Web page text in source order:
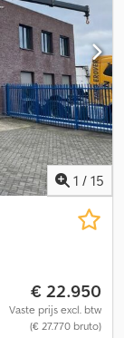
1 / 15
€ 22.950
Vaste prijs excl. btw
(€ 27.770 bruto)